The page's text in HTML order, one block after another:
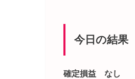
今日の結果
確定損益 なし